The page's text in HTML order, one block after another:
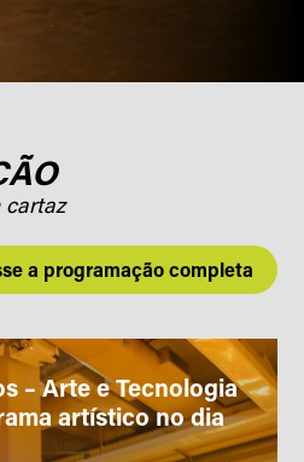
cartaz
a programação completa
– Arte e Tecnologia
artístico no dia